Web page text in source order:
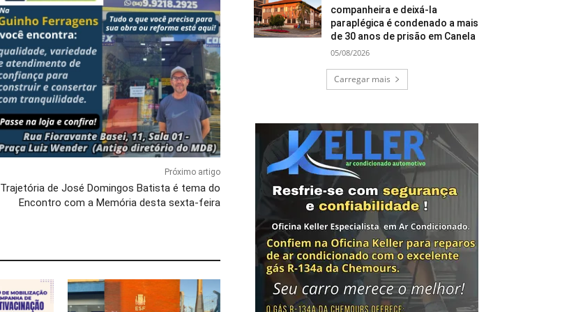
Próximo artigo
Trajetória de José Domingos Batista é tema do
Encontro com a Memória desta sexta-feira
companheira e deixá-la
paraplégica é condenado a mais
de 30 anos de prisão em Canela
05/08/2026
Carregar mais